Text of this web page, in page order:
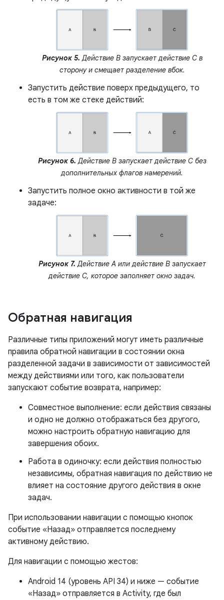
Рисунок 5. Действие B запускает действие C в
сторону и смещает разделение вбок.
Запустить действие поверх предыдущего, то
есть в том же стеке действий:
Рисунок 6. Действие B запускает действие C без
дополнительных флагов намерений.
Запустить полное окно активности в той же
задаче:
Рисунок 7. Действие A или действие B запускает
действие C, которое заполняет окно задач.
Обратная навигация
Различные типы приложений могут иметь различные
правила обратной навигации в состоянии окна
разделенной задачи в зависимости от зависимостей
между действиями или того, как пользователи
запускают событие возврата, например:
Совместное выполнение: если действия связаны
и одно не должно отображаться без другого,
можно настроить обратную навигацию для
завершения обоих.
Работа в одиночку: если действия полностью
независимы, обратная навигация по действию не
влияет на состояние другого действия в окне
задач.
При использовании навигации с помощью кнопок
событие «Назад» отправляется последнему
активному действию.
Для навигации с помощью жестов:
Android 14 (уровень API 34) и ниже — событие
«Назад» отправляется в Activity, где был